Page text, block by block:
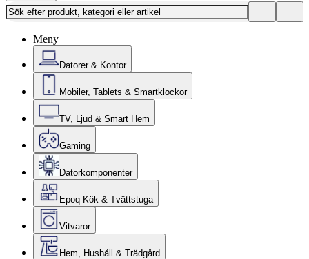
Meny
Datorer & Kontor
Mobiler, Tablets & Smartklockor
TV, Ljud & Smart Hem
Gaming
Datorkomponenter
Epoq Kök & Tvättstuga
Vitvaror
Hem, Hushåll & Trädgård